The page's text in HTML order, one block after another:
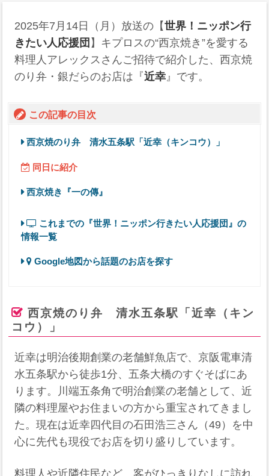
2025年7月14日 （月）放送の【世界！ニッポン行
きたい人応援団 】キプロスの“西京焼き”を愛する
料理人アレックスさんご招待で紹介した、西京焼
のり弁・銀だらのお店は『近幸』です。
この記事の目次
西京焼のり弁 清水五条駅「近幸（キンコウ）」
同日に紹介
西京焼き『一の傳』
これまでの『世界！ニッポン行きたい人応援団』の
情報一覧
Google地図から話題のお店を探す
西京焼のり弁 清水五条駅「近幸（キン
コウ）」
近幸は明治後期創業の老舗鮮魚店で、京阪電車清
水五条駅から徒歩1分、五条大橋のすぐそばにあ
ります。川端五条角で明治創業の老舗として、近
隣の料理屋やお住まいの方から重宝されてきまし
た。現在は近幸四代目の石田浩三さん（49）を中
心に先代も現役でお店を切り盛りしています。
料理人や近隣住民など、客がひっきりなしに訪れ